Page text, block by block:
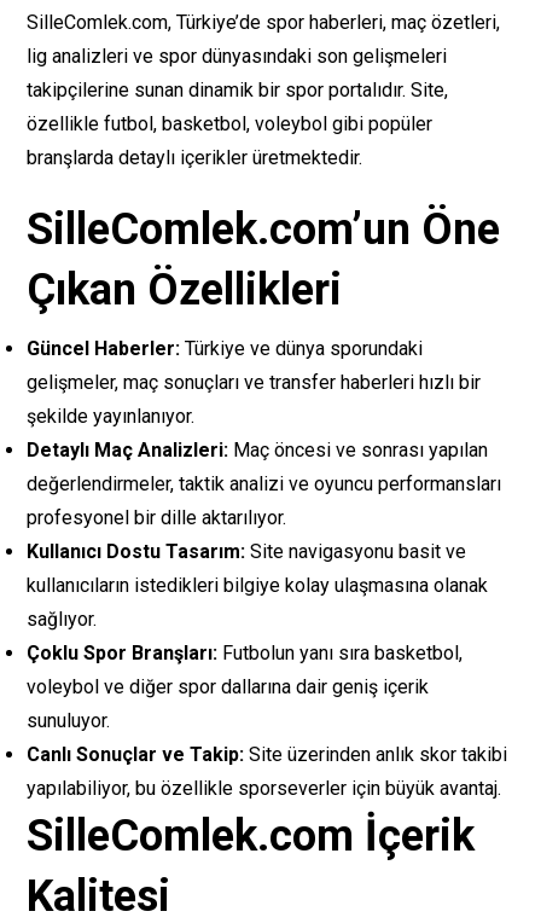
SilleComlek.com, Türkiye’de spor haberleri, maç özetleri,
lig analizleri ve spor dünyasındaki son gelişmeleri
takipçilerine sunan dinamik bir spor portalıdır. Site,
özellikle futbol, basketbol, voleybol gibi popüler
branşlarda detaylı içerikler üretmektedir.
SilleComlek.com’un Öne
Çıkan Özellikleri
Güncel Haberler: Türkiye ve dünya sporundaki
gelişmeler, maç sonuçları ve transfer haberleri hızlı bir
şekilde yayınlanıyor.
Detaylı Maç Analizleri: Maç öncesi ve sonrası yapılan
değerlendirmeler, taktik analizi ve oyuncu performansları
profesyonel bir dille aktarılıyor.
Kullanıcı Dostu Tasarım: Site navigasyonu basit ve
kullanıcıların istedikleri bilgiye kolay ulaşmasına olanak
sağlıyor.
Çoklu Spor Branşları: Futbolun yanı sıra basketbol,
voleybol ve diğer spor dallarına dair geniş içerik
sunuluyor.
Canlı Sonuçlar ve Takip: Site üzerinden anlık skor takibi
yapılabiliyor, bu özellikle sporseverler için büyük avantaj.
SilleComlek.com İçerik
Kalitesi